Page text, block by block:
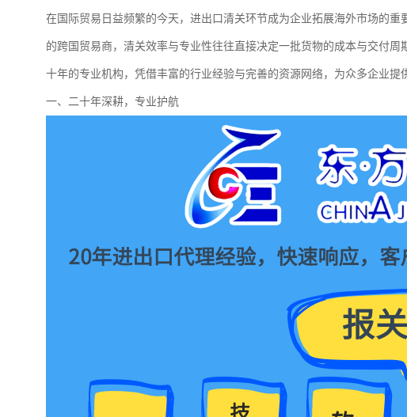
在国际贸易日益频繁的今天，进出口清关环节成为企业拓展海外市场的
的跨国贸易商，清关效率与专业性往往直接决定一批货物的成本与交付
十年的专业机构，凭借丰富的行业经验与完善的资源网络，为众多企业提
一、二十年深耕，专业护航